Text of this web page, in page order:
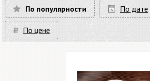
По популярности По дате
По цене